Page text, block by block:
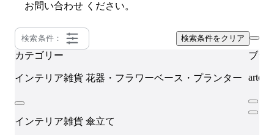
お問い合わせ ください。
検索条件： 検索条件をクリア
カテゴリー
インテリア雑貨 花器・フラワーベース・プランター
インテリア雑貨 傘立て
ブラ
artek